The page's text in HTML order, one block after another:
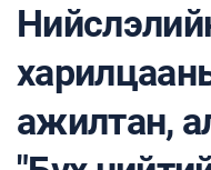
ажилтан,